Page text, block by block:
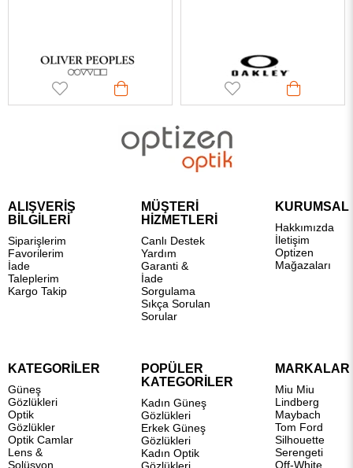
ALIŞVERİŞ
BİLGİLERİ
Siparişlerim
Favorilerim
İade
Taleplerim
Kargo Takip
MÜŞTERİ
HİZMETLERİ
Canlı Destek
Yardım
Garanti &
İade
Sorgulama
Sıkça Sorulan
Sorular
KURUMSAL
Hakkımızda
İletişim
Optizen
Mağazaları
KATEGORİLER
Güneş
Gözlükleri
Optik
Gözlükler
Optik Camlar
Lens &
Solüsyon
POPÜLER
KATEGORİLER
Kadın Güneş
Gözlükleri
Erkek Güneş
Gözlükleri
Kadın Optik
MARKALAR
Miu Miu
Lindberg
Maybach
Tom Ford
Silhouette
Serengeti
Off-White